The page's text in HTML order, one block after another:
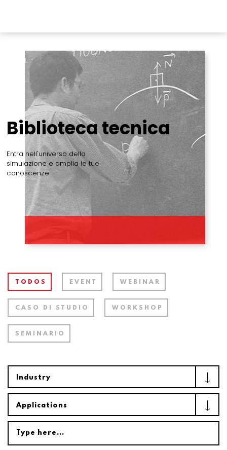
Biblioteca tecnica
Entra nell'universo della
simulazione e amplia le tue
conoscenze
TODOS EVENT WEBINAR
CASO DI STUDIO WORKSHOP
SEMINARIO
Industry
Applications